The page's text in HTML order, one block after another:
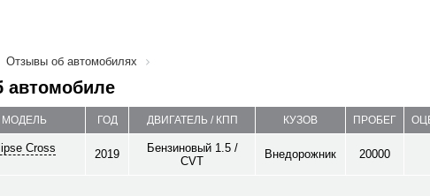
Отзывы об автомобилях
автомобиле
МОДЕЛЬ ГОД ДВИГАТЕЛЬ / КПП КУЗОВ ПРОБЕГ
Cross 2019
Бензиновый 1.5 /
CVT
Внедорожник 20000